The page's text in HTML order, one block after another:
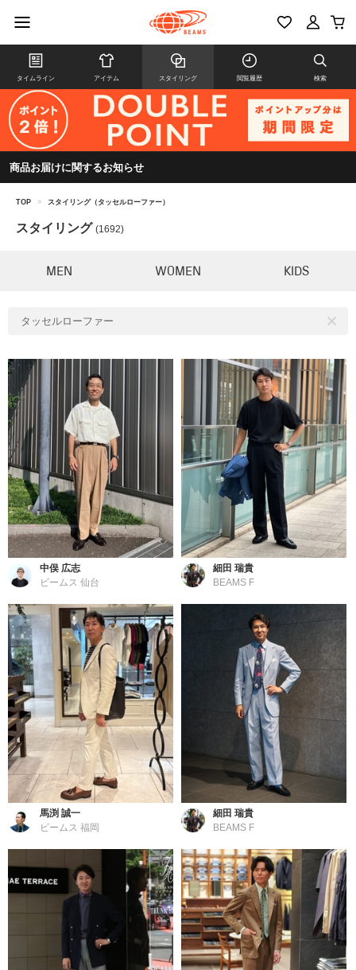
タイムライン アイテム スタイリング 閲覧履歴 検索
商品お届けに関するお知らせ
TOP > スタイリング（タッセルローファー）
スタイリング (1692)
MEN WOMEN KIDS
タッセルローファー
中俣 広志
ビームス 仙台
細田 瑞貴
BEAMS F
馬渕 誠一
ビームス 福岡
細田 瑞貴
BEAMS F